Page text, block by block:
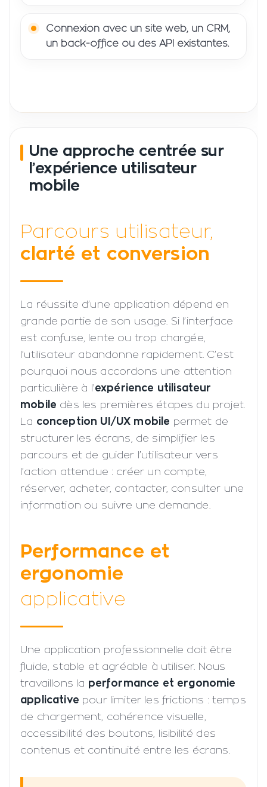
Connexion avec un site web, un CRM,
un back-office ou des API existantes.
Une approche centrée sur
l’expérience utilisateur
mobile
Parcours utilisateur,
clarté et conversion
La réussite d’une application dépend en
grande partie de son usage. Si l’interface
est confuse, lente ou trop chargée,
l’utilisateur abandonne rapidement. C’est
pourquoi nous accordons une attention
particulière à l’expérience utilisateur
mobile dès les premières étapes du projet.
La conception UI/UX mobile permet de
structurer les écrans, de simplifier les
parcours et de guider l’utilisateur vers
l’action attendue : créer un compte,
réserver, acheter, contacter, consulter une
information ou suivre une demande.
Performance et
ergonomie
applicative
Une application professionnelle doit être
fluide, stable et agréable à utiliser. Nous
travaillons la performance et ergonomie
applicative pour limiter les frictions : temps
de chargement, cohérence visuelle,
accessibilité des boutons, lisibilité des
contenus et continuité entre les écrans.